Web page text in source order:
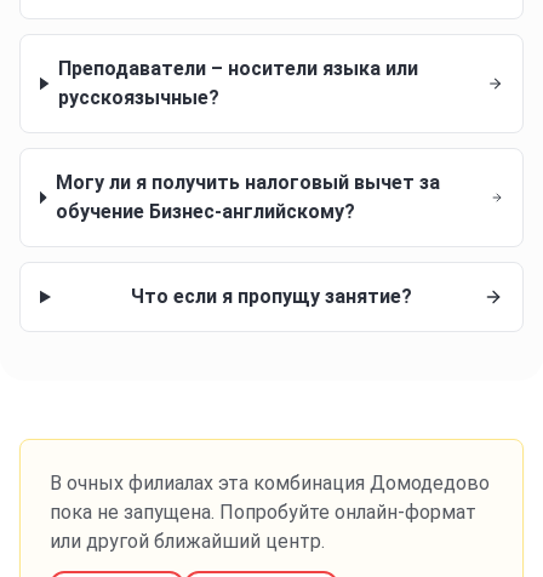
Преподаватели – носители языка или
русскоязычные?
Могу ли я получить налоговый вычет за
обучение Бизнес-английскому?
Что если я пропущу занятие?
В очных филиалах эта комбинация Домодедово
пока не запущена. Попробуйте онлайн-формат
или другой ближайший центр.